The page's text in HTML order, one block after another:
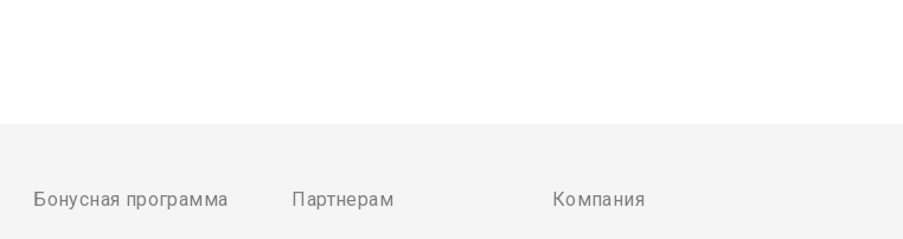
Бонусная программа Партнерам Компания